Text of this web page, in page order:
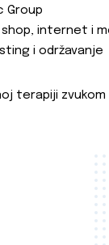
Group
internet i
i održavanje
terapiji zvukom